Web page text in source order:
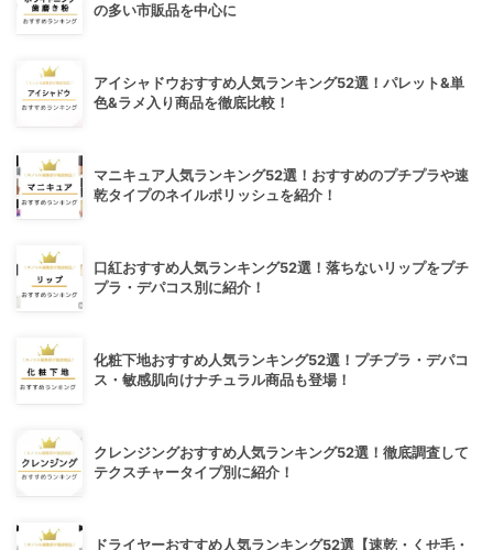
の多い市販品を中心に
アイシャドウおすすめ人気ランキング52選！パレット&単
色&ラメ入り商品を徹底比較！
マニキュア人気ランキング52選！おすすめのプチプラや速
乾タイプのネイルポリッシュを紹介！
口紅おすすめ人気ランキング52選！落ちないリップをプチ
プラ・デパコス別に紹介！
化粧下地おすすめ人気ランキング52選！プチプラ・デパコ
ス・敏感肌向けナチュラル商品も登場！
クレンジングおすすめ人気ランキング52選！徹底調査して
テクスチャータイプ別に紹介！
ドライヤーおすすめ人気ランキング52選【速乾・くせ毛・